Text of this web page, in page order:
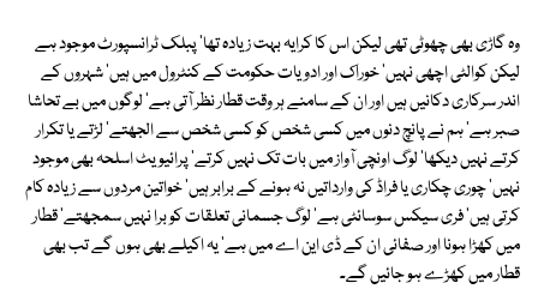
وہ گاڑی بھی چھوٹی تھی لیکن اس کا کرایہ بہت زیادہ تھا' پبلک ٹرانسپورٹ موجود ہے
لیکن کوالٹی اچھی نہیں' خوراک اور ادویات حکومت کے کنٹرول میں ہیں' شہروں کے
اندر سرکاری دکانیں ہیں اور ان کے سامنے ہر وقت قطار نظر آتی ہے' لوگوں میں بے تحاشا
صبر ہے' ہم نے پانچ دنوں میں کسی شخص کو کسی شخص سے الجھتے' لڑتے یا تکرار
کرتے نہیں دیکھا' لوگ اونچی آواز میں بات تک نہیں کرتے' پرائیویٹ اسلحہ بھی موجود
نہیں' چوری چکاری یا فراڈ کی وارداتیں نہ ہونے کے برابر ہیں' خواتین مردوں سے زیادہ کام
کرتی ہیں' فری سیکس سوسائٹی ہے' لوگ جسمانی تعلقات کو برا نہیں سمجھتے' قطار
میں کھڑا ہونا اور صفائی ان کے ڈی این اے میں ہے' یہ اکیلے بھی ہوں گے تب بھی
قطار میں کھڑے ہو جائیں گے۔